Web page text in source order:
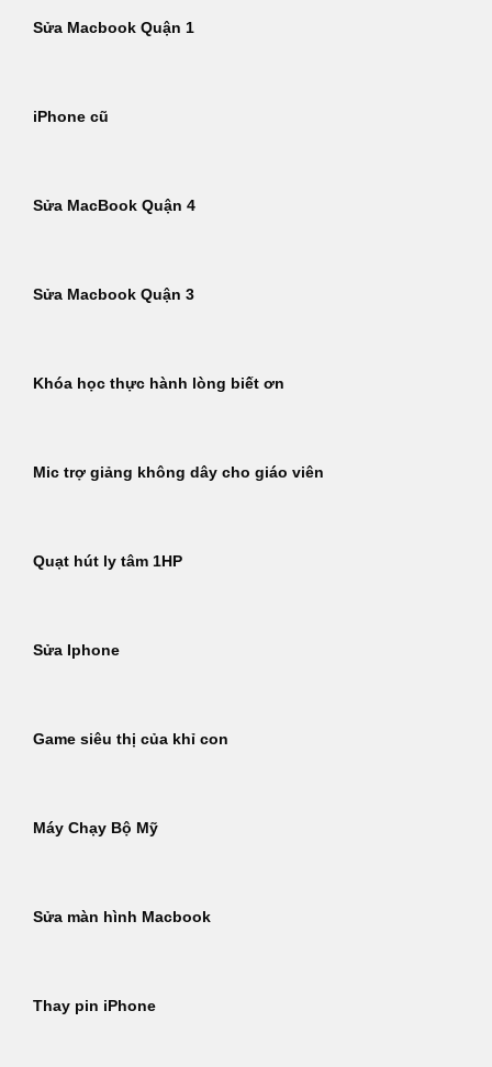
Sửa Macbook Quận 1
iPhone cũ
Sửa MacBook Quận 4
Sửa Macbook Quận 3
Khóa học thực hành lòng biết ơn
Mic trợ giảng không dây cho giáo viên
Quạt hút ly tâm 1HP
Sửa Iphone
Game siêu thị của khỉ con
Máy Chạy Bộ Mỹ
Sửa màn hình Macbook
Thay pin iPhone